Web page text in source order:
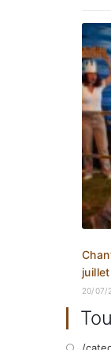
20/07/